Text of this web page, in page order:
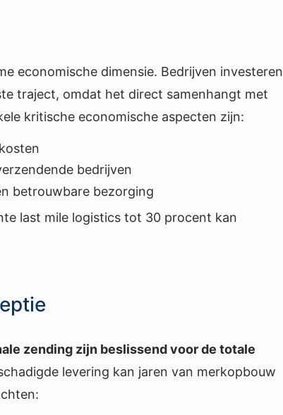
economische dimensie. Bedrijven investeren
traject, omdat het direct samenhangt met
kritische economische aspecten zijn:
bedrijven
betrouwbare bezorging
last mile logistics tot 30 procent kan
zending zijn beslissend voor de totale
levering kan jaren van merkopbouw